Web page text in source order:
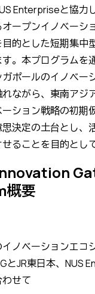
Enterpriseと協力
ープンイノベーシ
的とした短期集中
。本プログラムを
ポールのイノベー
ながら、東南アジ
ション戦略の初期
思決定の土台とし、
ることを目的とし
概要
ノベーションエコ
とJR東日本、NUS
せて